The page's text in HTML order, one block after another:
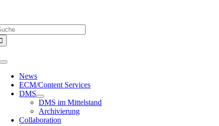
springen
Toggle
Navigation
News
ECM/Content Services
DMS
DMS im Mittelstand
Archivierung
Collaboration